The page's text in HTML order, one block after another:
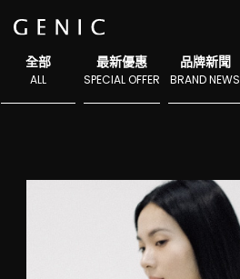
全部
ALL
品牌新聞
BRAND NEWS
最新優惠
SPECIAL OFFER